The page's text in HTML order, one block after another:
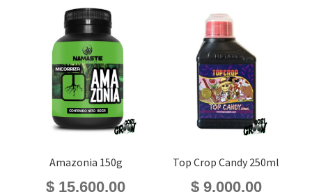
Amazonia 150g
$ 15.600,00
Top Crop Candy 250ml
$9.000,00